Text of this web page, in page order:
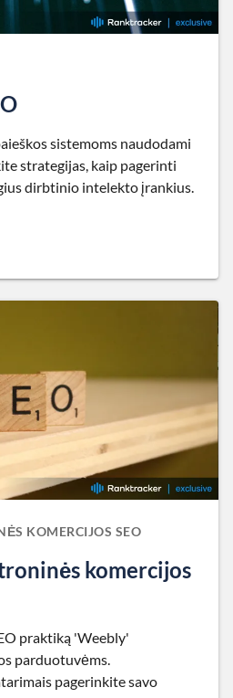
sistemoms naudodami
strategijas, kaip pagerinti
dirbtinio intelekto įrankius.
KOMERCIJOS SEO
komercijos
praktiką 'Weebly'
parduotuvėms.
pagerinkite savo